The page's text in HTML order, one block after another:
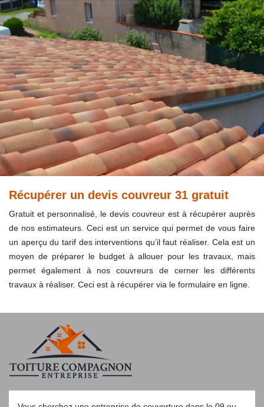
Récupérer un devis couvreur 31 gratuit
Gratuit et personnalisé, le devis couvreur est à récupérer auprès
de nos estimateurs. Ceci est un service qui permet de vous faire
un aperçu du tarif des interventions qu’il faut réaliser. Cela est un
moyen de préparer le budget à allouer pour les travaux, mais
permet également à nos couvreurs de cerner les différents
travaux à réaliser. Ceci est à récupérer via le formulaire en ligne.